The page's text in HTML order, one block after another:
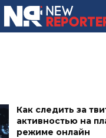
Как следить за
активностью на
режиме онлайн